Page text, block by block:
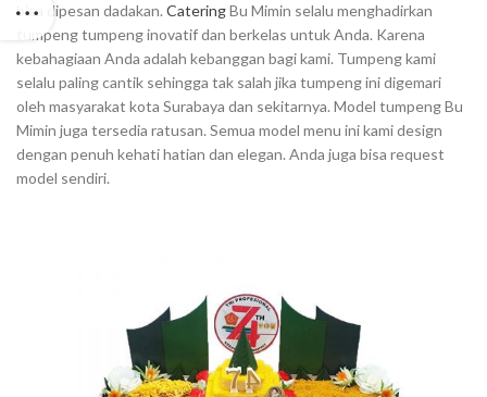
bisa dipesan dadakan. CateringBu Mimin selalu menghadirkan
tumpeng tumpeng inovatif dan berkelas untuk Anda. Karena
kebahagiaan Anda adalah kebanggan bagi kami. Tumpeng kami
selalu paling cantik sehingga tak salah jika tumpeng ini digemari
oleh masyarakat kota Surabaya dan sekitarnya. Model tumpeng Bu
Mimin juga tersedia ratusan. Semua model menu ini kami design
dengan penuh kehati hatian dan elegan. Anda juga bisa request
model sendiri.